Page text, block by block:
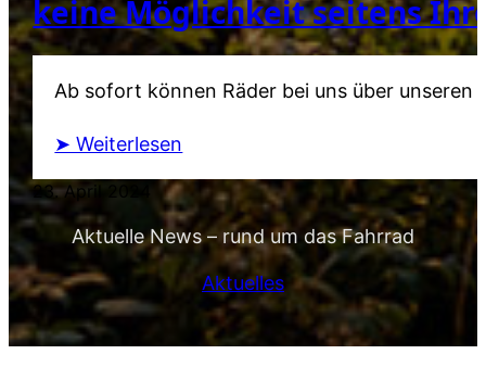
keine Möglichkeit seitens
Ab sofort können Räder bei uns über
➤ Weiterlesen
23. April 2024
Aktuelle News – rund um das Fahrrad
Aktuelles